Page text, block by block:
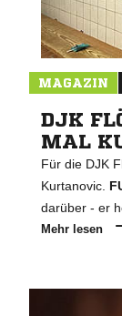
MAGAZIN
DJK
MAL
Für die DJK
Kurtanovic.
darüber - er
Mehr lesen